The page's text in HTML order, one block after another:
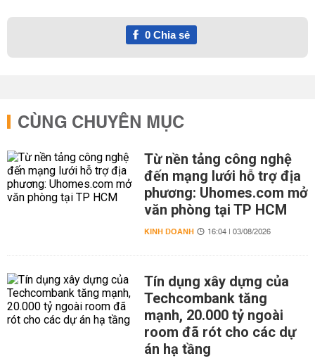
0Chia sẻ
CÙNG CHUYÊN MỤC
Từ nền tảng công nghệ
đến mạng lưới hỗ trợ địa
phương: Uhomes.com mở
văn phòng tại TP HCM
KINH DOANH 16:04 | 03/08/2026
Tín dụng xây dựng của
Techcombank tăng
mạnh, 20.000 tỷ ngoài
room đã rót cho các dự
án hạ tầng